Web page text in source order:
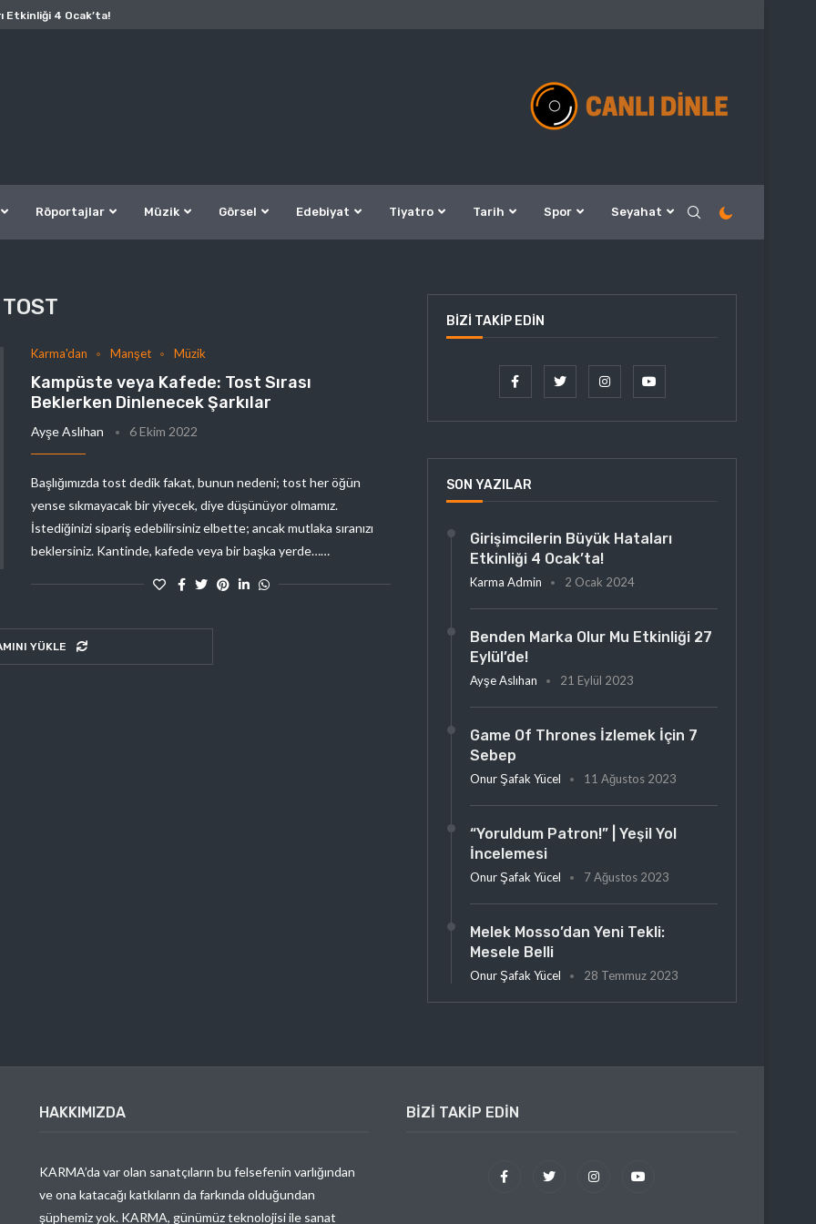
Etkinliği 4 Ocak’ta!
Röportajlar Müzik Görsel Edebiyat Tiyatro Tarih Spor Seyahat
TOST
Karma'dan Manşet Müzik
Kampüste veya Kafede: Tost Sırası
Beklerken Dinlenecek Şarkılar
Ayşe Aslıhan 6 Ekim 2022
Başlığımızda tost dedik fakat, bunun nedeni; tost her öğün
yense sıkmayacak bir yiyecek, diye düşünüyor olmamız.
İstediğinizi sipariş edebilirsiniz elbette; ancak mutlaka sıranızı
beklersiniz. Kantinde, kafede veya bir başka yerde……
YÜKLE
BIZI TAKIP EDIN
SON YAZILAR
Girişimcilerin Büyük Hataları
Etkinliği 4 Ocak’ta!
Karma Admin 2 Ocak 2024
Benden Marka Olur Mu Etkinliği 27
Eylül’de!
Ayşe Aslıhan 21 Eylül 2023
Game Of Thrones İzlemek İçin 7
Sebep
Onur Şafak Yücel 11 Ağustos 2023
“Yoruldum Patron!” | Yeşil Yol
İncelemesi
Onur Şafak Yücel 7 Ağustos 2023
Melek Mosso’dan Yeni Tekli:
Mesele Belli
Onur Şafak Yücel 28 Temmuz 2023
HAKKIMIZDA
KARMA’da var olan sanatçıların bu felsefenin varlığından
ve ona katacağı katkıların da farkında olduğundan
şüphemiz yok. KARMA, günümüz teknolojisi ile sanat
BIZI TAKIP EDIN